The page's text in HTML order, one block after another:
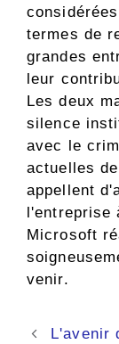
termes de
grandes
leur
Les deux
silence
avec le
actuelles
appellent
l'entreprise
Microsoft
venir.
Navigation
L'avenir